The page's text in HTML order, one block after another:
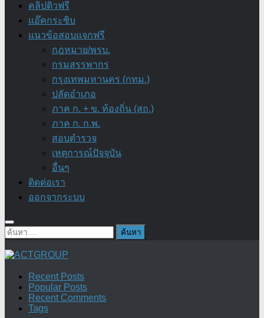
คลิปติวฟรี
แอ๊คกระซิบ
แนวข้อสอบแจกฟรี
กฎหมาย/พรบ.
กรมสรรพากร
กรุงเทพมหานคร (กทม.)
ปลัดอำเภอ
ภาค ก. + ข. ท้องถิ่น (สถ.)
ภาค ก. ก.พ.
สอบตำรวจ
เหตุการณ์ปัจจุบัน
อื่นๆ
ติดต่อเรา
ออกจากระบบ
ค้นหา
Recent Posts
Popular Posts
Recent Comments
Tags